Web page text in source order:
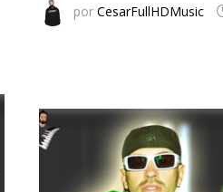
por CesarFullHDMusic